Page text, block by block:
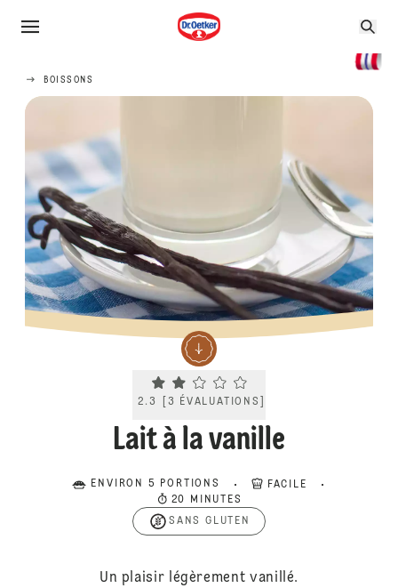
BOISSONS
Current rating 2.3. Click to rate.
2.3 3 ÉVALUATIONS
Lait à la vanille
ENVIRON 5 PORTIONS
FACILE
20 MINUTES
SANS GLUTEN
Un plaisir légèrement vanillé.